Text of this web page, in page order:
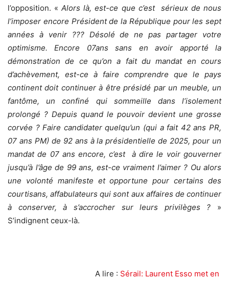
l’opposition. «Alors là, est-ce que c’est sérieux de nous
l’imposer encore Président de la République pour les sept
années à venir ??? Désolé de ne pas partager votre
optimisme. Encore 07ans sans en avoir apporté la
démonstration de ce qu’on a fait du mandat en cours
d’achèvement, est-ce à faire comprendre que le pays
continent doit continuer à être présidé par un meuble, un
fantôme, un confiné qui sommeille dans l’isolement
prolongé ? Depuis quand le pouvoir devient une grosse
corvée ? Faire candidater quelqu’un (qui a fait 42 ans PR,
07 ans PM) de 92 ans à la présidentielle de 2025, pour un
mandat de 07 ans encore, c’est à dire le voir gouverner
jusqu’à l’âge de 99 ans, est-ce vraiment l’aimer ? Ou alors
une volonté manifeste et opportune pour certains des
courtisans, affabulateurs qui sont aux affaires de continuer
à conserver, à s’accrocher sur leurs privilèges ? »
S’indignent ceux-là.
A lire : Sérail: Laurent Esso met en